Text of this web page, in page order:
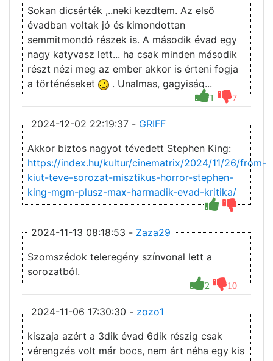
1 7
Sokan dicsérték ,..neki kezdtem. Az első
évadban voltak jó és kimondottan
semmitmondó részek is. A második évad egy
nagy katyvasz lett... ha csak minden második
részt nézi meg az ember akkor is érteni fogja
a történéseket
. Unalmas, gagyiság...
2024-12-02 22:19:37 - GRIFF
Akkor biztos nagyot tévedett Stephen King:
https://index.hu/kultur/cinematrix/2024/11/26/from-
kiut-teve-sorozat-misztikus-horror-stephen-
king-mgm-plusz-max-harmadik-evad-kritika/
2024-11-13 08:18:53 - Zaza29
2 10
Szomszédok teleregény színvonal lett a
sorozatból.
2024-11-06 17:30:30 - zozo1
kiszaja azért a 3dik évad 6dik részig csak
vérengzés volt már bocs, nem árt néha egy kis